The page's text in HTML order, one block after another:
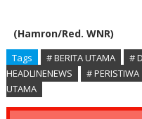
(Hamron/Red. WNR)
Tags # BERITA UTAMA #
HEADLINENEWS
# PERISTIWA
UTAMA